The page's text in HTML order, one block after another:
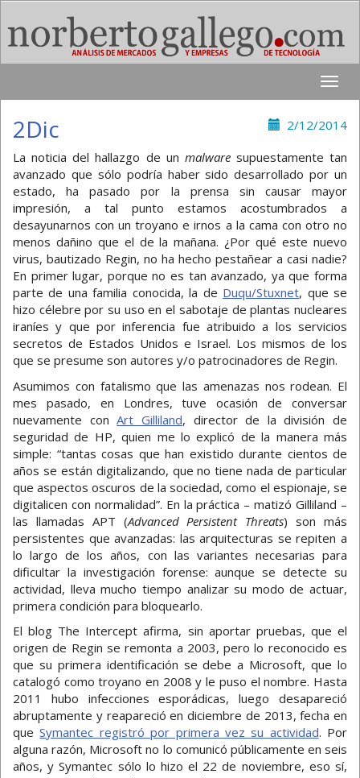
Toggle
2/12/2014
2Dic
La noticia del hallazgo de un malwaresupuestamente tan
avanzado que sólo podría haber sido desarrollado por un
estado, ha pasado por la prensa sin causar mayor
impresión, a tal punto estamos acostumbrados a
desayunarnos con un troyano e irnos a la cama con otro no
menos dañino que el de la mañana. ¿Por qué este nuevo
virus, bautizado Regin, no ha hecho pestañear a casi nadie?
En primer lugar, porque no es tan avanzado, ya que forma
parte de una familia conocida, la de Duqu/Stuxnet, que se
hizo célebre por su uso en el sabotaje de plantas nucleares
iraníes y que por inferencia fue atribuido a los servicios
secretos de Estados Unidos e Israel. Los mismos de los
que se presume son autores y/o patrocinadores de Regin.
Asumimos con fatalismo que las amenazas nos rodean. El
mes pasado, en Londres, tuve ocasión de conversar
nuevamente conArt Gilliland, director de la división de
seguridad de HP, quien me lo explicó de la manera más
simple: “tantas cosas que han existido durante cientos de
años se están digitalizando, que no tiene nada de particular
que aspectos oscuros de la sociedad, como el espionaje, se
digitalicen con normalidad”. En la práctica – matizó Gilliland –
las llamadas APT (Advanced Persistent Threats) son más
persistentes que avanzadas: las arquitecturas se repiten a
lo largo de los años, con las variantes necesarias para
dificultar la investigación forense: aunque se detecte su
actividad, lleva mucho tiempo analizar su modo de actuar,
primera condición para bloquearlo.
El blog The Intercept afirma, sin aportar pruebas, que el
origen de Regin se remonta a 2003, pero lo reconocido es
que su primera identificación se debe a Microsoft, que lo
catalogó como troyano en 2008 y le puso el nombre. Hasta
2011 hubo infecciones esporádicas, luego desapareció
abruptamente y reapareció en diciembre de 2013, fecha en
queSymantec registró por primera vez su actividad. Por
alguna razón, Microsoft no lo comunicó públicamente en seis
años, y Symantec sólo lo hizo el 22 de noviembre, eso sí,